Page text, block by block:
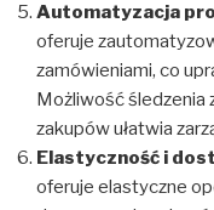
Automatyzacja
oferuje
zamówieniami, co
Możliwość śledzenia
zakupów ułatwia
Elastyczność i
oferuje elastyczne